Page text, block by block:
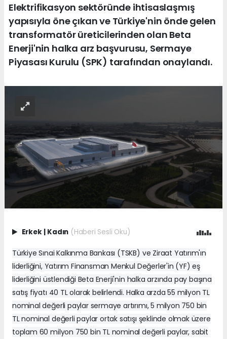
Elektrifikasyon sektöründe ihtisaslaşmış
yapısıyla öne çıkan ve Türkiye'nin önde gelen
transformatör üreticilerinden olan Beta
Enerji'nin halka arz başvurusu, Sermaye
Piyasası Kurulu (SPK) tarafından onaylandı.
Erkek | Kadın (Haberi Sesli Oku)
Türkiye Sınai Kalkınma Bankası (TSKB) ve Ziraat Yatırım'ın
liderliğini, Yatırım Finansman Menkul Değerler'in (YF) eş
liderliğini üstlendiği Beta Enerji'nin halka arzında pay başına
satış fiyatı 40 TL olarak belirlendi. Halka arzda 55 milyon TL
nominal değerli paylar sermaye artırımı, 5 milyon 750 bin
TL nominal değerli paylar ortak satışı şeklinde olmak üzere
toplam 60 milyon 750 bin TL nominal değerli paylar, sabit